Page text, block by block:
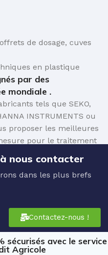
de dosage, cuves
en plastique
par des
mondiale .
tels que SEKO,
INSTRUMENTS ou
proposer les meilleures
pour le traitement
nous contacter
dans les plus brefs
Contactez-nous !
sécurisés avec le service
Agricole